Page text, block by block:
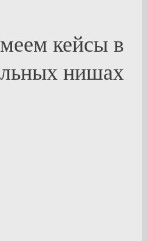
кейсы в
нишах